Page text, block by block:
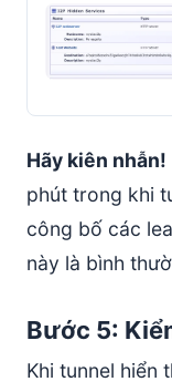
Hãy kiên nhẫn!
phút trong khi
công bố các
này là bình
Bước 5:
Khi tunnel hiển